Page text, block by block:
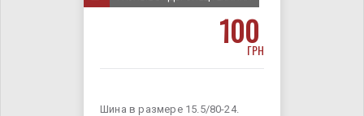
100
ГРН
Шина в размере 15.5/80-24.